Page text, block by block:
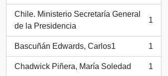
Chile. Ministerio Secretaría General
de la Presidencia
, 1 results
1
Bascuñán Edwards, Carlos1
, 1 results
1
Chadwick Piñera, María Soledad
, 1 results
1